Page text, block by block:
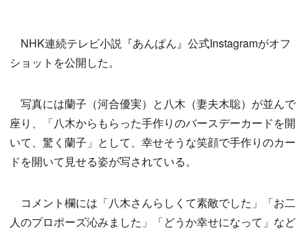
NHK連続テレビ小説『あんぱん』公式Instagramがオフ
ショットを公開した。
写真には蘭子（河合優実）と八木（妻夫木聡）が並んで
座り、「八木からもらった手作りのバースデーカードを開
いて、驚く蘭子」として、幸せそうな笑顔で手作りのカー
ドを開いて見せる姿が写されている。
コメント欄には「八木さんらしくて素敵でした」「お二
人のプロポーズ沁みました」「どうか幸せになって」など